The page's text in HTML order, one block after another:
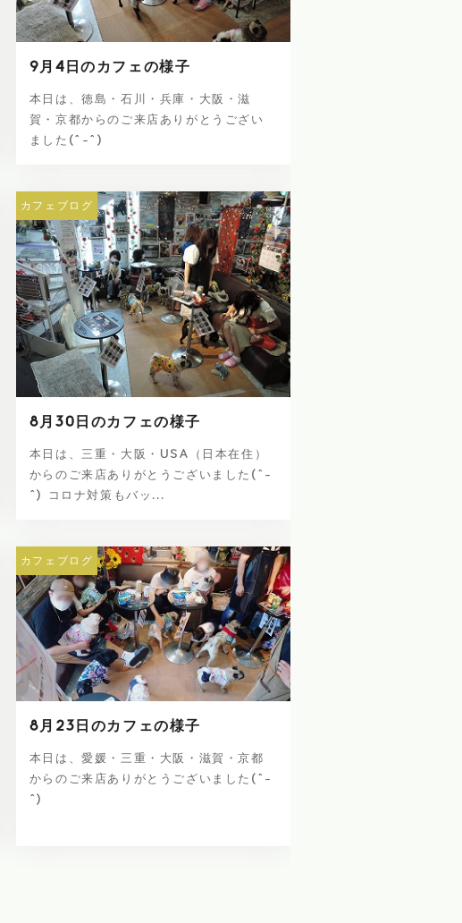
9月4日のカフェの様子
本日は、徳島・石川・兵庫・大阪・滋
賀・京都からのご来店ありがとうござい
ました(^-^)
カフェブログ
8月30日のカフェの様子
本日は、三重・大阪・USA（日本在住）
からのご来店ありがとうございました(^-
^) コロナ対策もバッ...
カフェブログ
8月23日のカフェの様子
本日は、愛媛・三重・大阪・滋賀・京都
からのご来店ありがとうございました(^-
^)